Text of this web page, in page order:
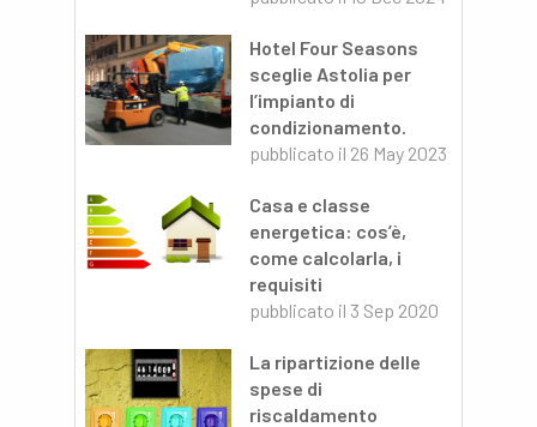
Hotel Four Seasons
sceglie Astolia per
l’impianto di
condizionamento.
pubblicato il 26 May 2023
Casa e classe
energetica: cos’è,
come calcolarla, i
requisiti
pubblicato il 3 Sep 2020
La ripartizione delle
spese di
riscaldamento